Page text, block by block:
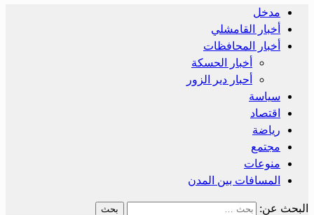
مدخل
أخبار القامشلي
أخبار المحافظات
أخبار الحسكة
أحبار دير الزور
سياسة
اقتصاد
رياضة
مجتمع
منوعات
المسافات بين المدن
البحث عن: